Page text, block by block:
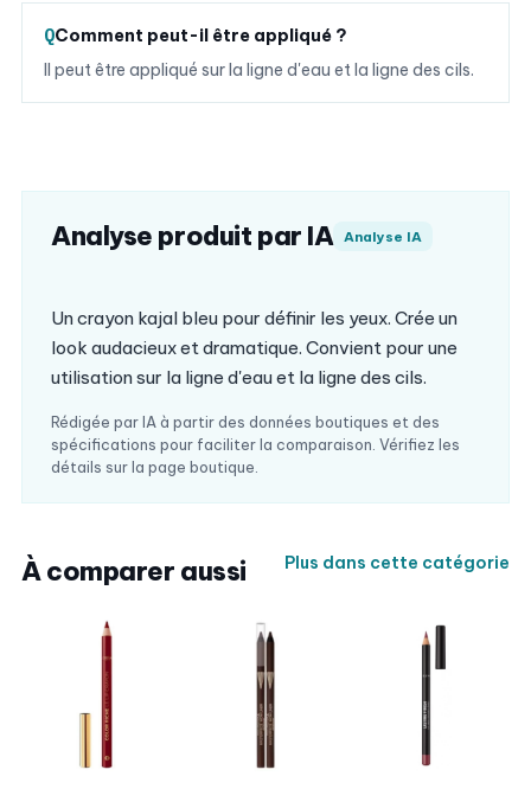
Comment peut-il être appliqué ?
Il peut être appliqué sur la ligne d'eau et la ligne des cils.
Analyse produit par IA Analyse IA
Un crayon kajal bleu pour définir les yeux. Crée un
look audacieux et dramatique. Convient pour une
utilisation sur la ligne d'eau et la ligne des cils.
Rédigée par IA à partir des données boutiques et des
spécifications pour faciliter la comparaison. Vérifiez les
détails sur la page boutique.
À comparer aussi Plus dans cette catégorie